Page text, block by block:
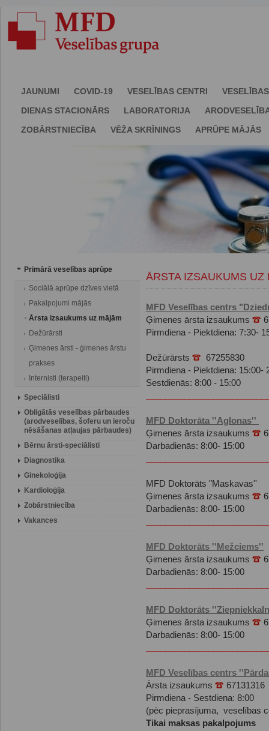
JAUNUMI COVID-19 VESELĪBAS CENTRI
DIENAS STACIONĀRS
LABORATORIJA
ZOBĀRSTNIECĪBA
VĒŽA SKRĪNINGS APRŪPE MĀJĀS
Primārā veselības aprūpe
Sociālā aprūpe dzīves vietā
Pakalpojumi mājās
Ārsta izsaukums uz mājām
Dežūrārsti
Ģimenes ārsti - ģimenes ārstu
prakses
Internisti (terapeiti)
Speciālisti
Obligātās veselības pārbaudes
(arodveselības, šoferu un ieroču
nēsāšanas atļaujas pārbaudes)
Bērnu ārsti-speciālisti
Diagnostika
Ginekoloģija
Kardioloģija
Zobārstniecība
Vakances
ĀRSTA IZSAUKUMS UZ
MFD Veselības centrs
Ģimenes ārsta izsaukums
Pirmdiena - Piektdiena: 7:30-
Dežūrārsts
67255830
Pirmdiena - Piektdiena: 15:00-
Sestdienās: 8:00 - 15:00
MFD Doktorāta ''Aglonas''
Ģimenes ārsta izsaukums
Darbadienās: 8:00- 15:00
MFD Doktorāts "Maskavas''
Ģimenes ārsta izsaukums
Darbadienās: 8:00- 15:00
MFD Doktorāts ''Mežciems''
Ģimenes ārsta izsaukums
Darbadienās: 8:00- 15:00
MFD Doktorāts
Ģimenes ārsta izsaukums
Darbadienās: 8:00- 15:00
MFD Veselības centrs
Ārsta izsaukums
67131316
Pirmdiena - Sestdiena: 8:00
(pēc pieprasījuma, veselības
Tikai maksas pakalpojums